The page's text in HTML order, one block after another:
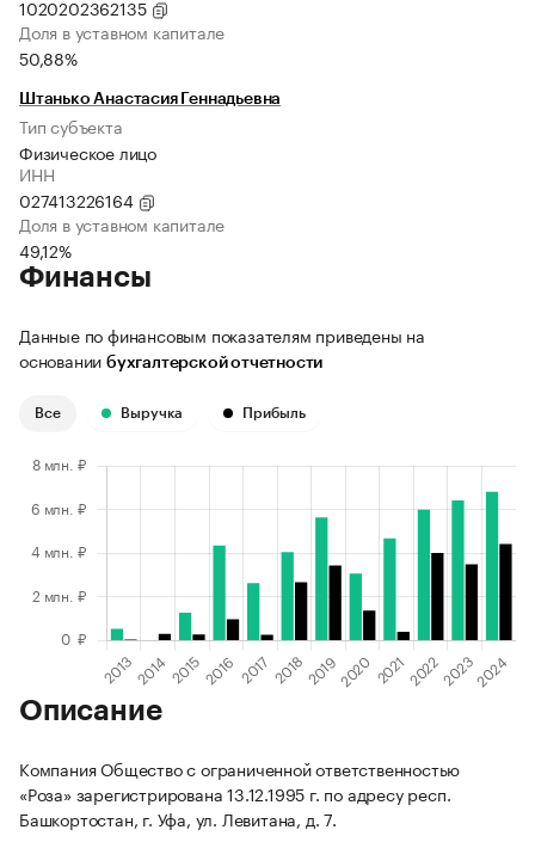
1020202362135
Доля в уставном капитале
50,88%
Штанько Анастасия Геннадьевна
Тип субъекта
Физическое лицо
ИНН
027413226164
Доля в уставном капитале
49,12%
Финансы
Данные по финансовым показателям приведены на
основании бухгалтерской отчетности
Все Выручка Прибыль
Описание
Компания Общество с ограниченной ответственностью
«Роза» зарегистрирована 13.12.1995 г. по адресу респ.
Башкортостан, г. Уфа, ул. Левитана, д. 7.